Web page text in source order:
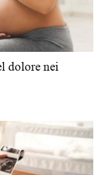
dolore nei